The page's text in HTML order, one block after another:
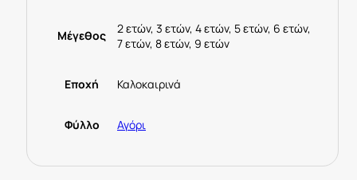
Μέγεθος
2 ετών, 3 ετών, 4 ετών, 5 ετών, 6 ετών,
7 ετών, 8 ετών, 9 ετών
Εποχή Καλοκαιρινά
Φύλλο Αγόρι